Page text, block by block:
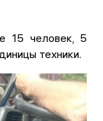
15 человек, 5
техники.